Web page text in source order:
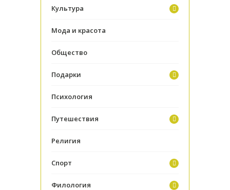
Культура
Мода и красота
Общество
Подарки
Психология
Путешествия
Религия
Спорт
Филология